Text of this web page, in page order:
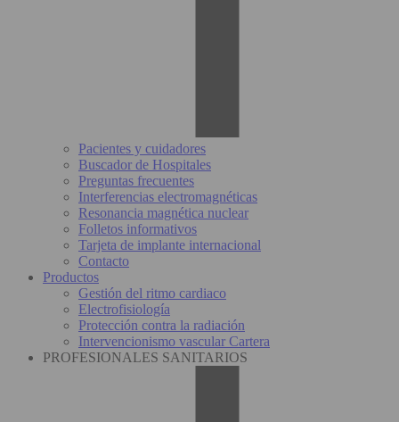
Pacientes y cuidadores
Buscador de Hospitales
Preguntas frecuentes
Interferencias electromagnéticas
Resonancia magnética nuclear
Folletos informativos
Tarjeta de implante internacional
Contacto
Productos
Gestión del ritmo cardiaco
Electrofisiología
Protección contra la radiación
Intervencionismo vascular Cartera
PROFESIONALES SANITARIOS